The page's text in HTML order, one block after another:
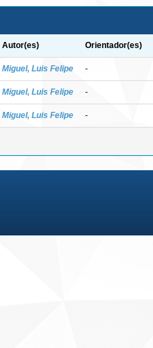
Autor(es) Orientador(es)
Miguel, Luis Felipe -
Miguel, Luis Felipe -
Miguel, Luis Felipe -